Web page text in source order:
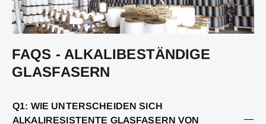
FAQS - ALKALIBESTÄNDIGE
GLASFASERN
Q1: WIE UNTERSCHEIDEN SICH
ALKALIRESISTENTE GLASFASERN VON